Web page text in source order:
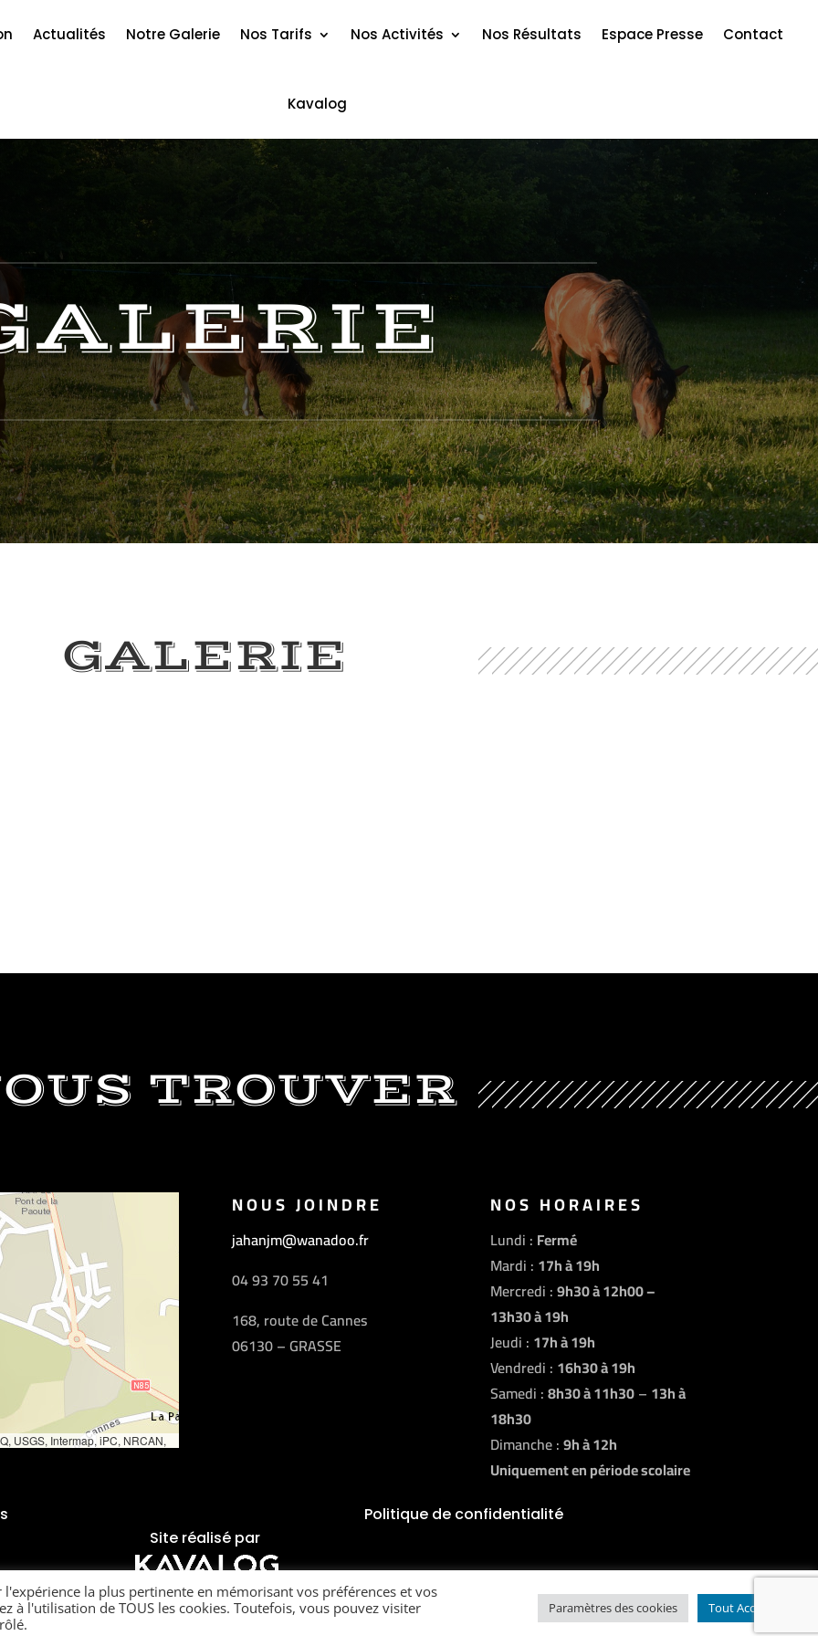
Actualités Notre Galerie Nos Tarifs Nos Activités Nos Résultats Espace Presse Contact
Kavalog
GALERIE
TROUVER
USGS, Intermap, iPC, NRCAN,
NOUS JOINDRE
jahanjm@wanadoo.fr
04 93 70 55 41
168, route de Cannes
06130 – GRASSE
NOS HORAIRES
Lundi : Fermé
Mardi : 17h à 19h
Mercredi :9h30 à 12h00 –
13h30 à 19h
Jeudi : 17h à 19h
Vendredi : 16h30 à 19h
Samedi :8h30 à 11h30– 13h à
18h30
Dimanche :9h à 12h
Uniquement en période scolaire
Politique de confidentialité
Site réalisé par
la plus pertinente en mémorisant vos préférences et vos
à l'utilisation de TOUS les cookies. Toutefois, vous pouvez visiter
Paramètres des cookies Tout Accepter